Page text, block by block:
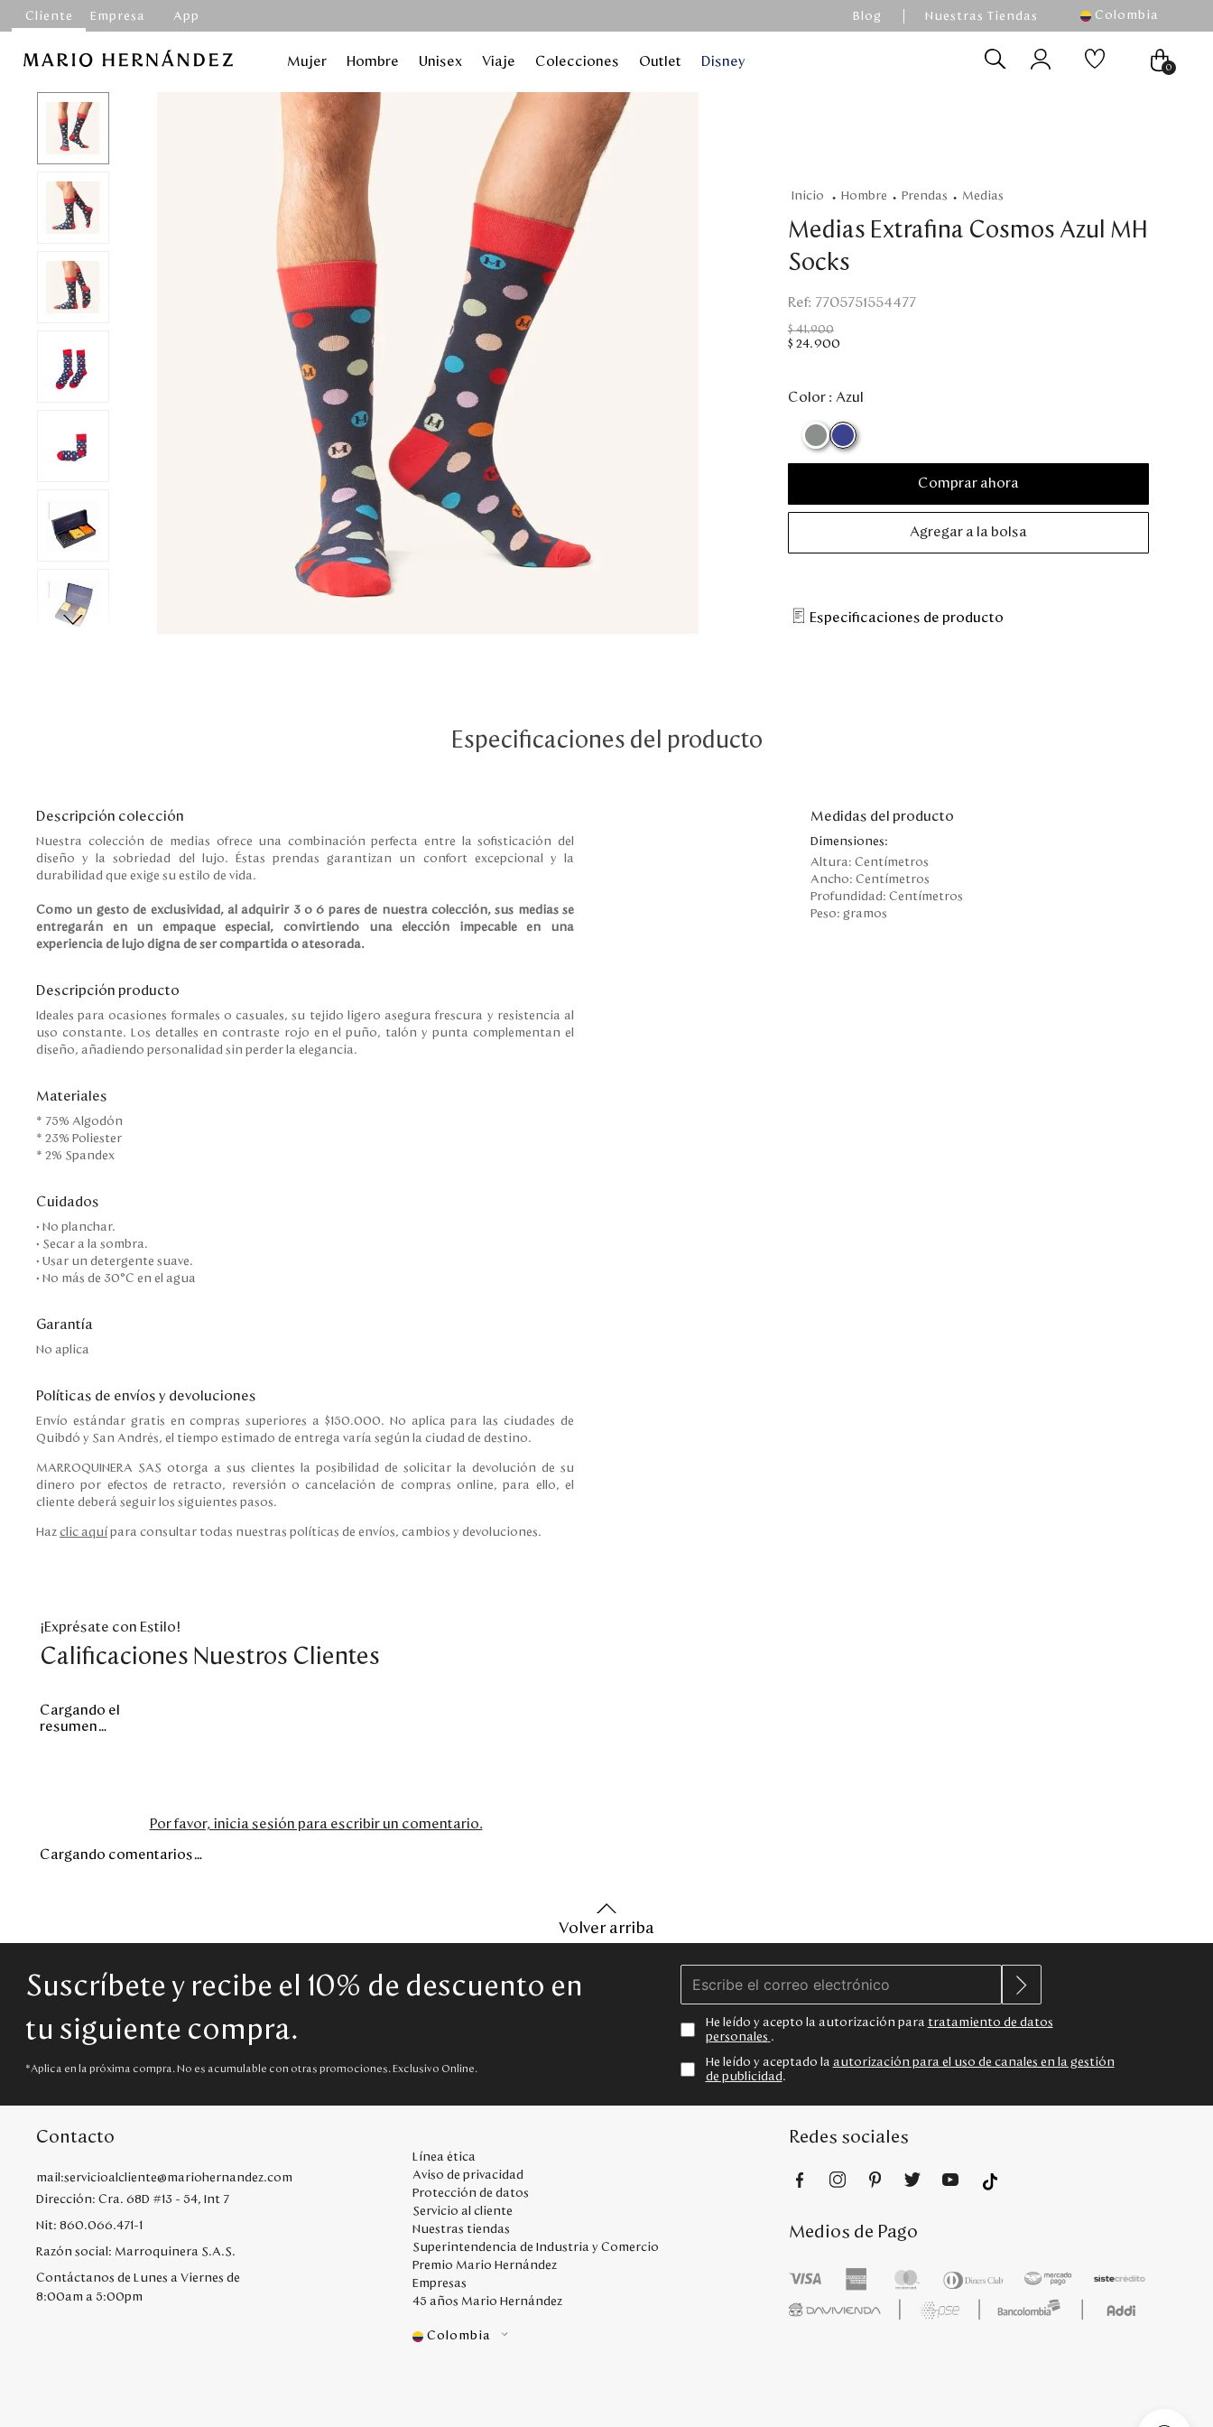
Cliente Empresa App Blog Nuestras Tiendas Colombia
Mujer Hombre Unisex Viaje Colecciones Outlet Disney 0
hombre prendas medias
Medias Extrafina Cosmos Azul MH
Socks
: 7705751554477
$ 41.900
$ 24.900
Color : Azul
Comprar ahora
Agregar a la bolsa
Especificaciones de producto
Especificaciones del producto
Descripción colección
Nuestra colección de medias ofrece una combinación perfecta entre la sofisticación del
diseño y la sobriedad del lujo. Éstas prendas garantizan un confort excepcional y la
durabilidad que exige su estilo de vida.
Como un gesto de exclusividad, al adquirir 3 o 6 pares de nuestra colección, sus medias se
entregarán en un empaque especial, convirtiendo una elección impecable en una
experiencia de lujo digna de ser compartida o atesorada.
Descripción producto
Ideales para ocasiones formales o casuales, su tejido ligero asegura frescura y resistencia al
uso constante. Los detalles en contraste rojo en el puño, talón y punta complementan el
diseño, añadiendo personalidad sin perder la elegancia.
Materiales
* 75% Algodón
* 23% Poliester
* 2% Spandex
Cuidados
• No planchar.
• Secar a la sombra.
• Usar un detergente suave.
• No más de 30°C en el agua
Garantía
No aplica
Políticas de envíos y devoluciones
Envío estándar gratis en compras superiores a $150.000. No aplica para las ciudades de
Quibdó y San Andrés, el tiempo estimado de entrega varía según la ciudad de destino.
MARROQUINERA SAS otorga a sus clientes la posibilidad de solicitar la devolución de su
dinero por efectos de retracto, reversión o cancelación de compras online, para ello, el
cliente deberá seguir los siguientes pasos.
Haz clic aquí para consultar todas nuestras políticas de envíos, cambios y devoluciones.
Medidas del producto
Dimensiones:
Altura:Centímetros
Ancho:Centímetros
Profundidad:Centímetros
Peso:gramos
¡Exprésate con Estilo!
Calificaciones Nuestros Clientes
Cargando el
resumen…
Por favor, inicia sesión para escribir un comentario.
Cargando comentarios…
Volver arriba
Suscríbete y recibe el 10% de descuento en
tu siguiente compra.
*Aplica en la próxima compra. No es acumulable con otras promociones. Exclusivo Online.
He leído y acepto la autorización para tratamiento de datos
personales .
He leído y aceptado la autorización para el uso de canales en la gestión
de publicidad .
Contacto
mail:servicioalcliente@mariohernandez.com
Dirección: Cra. 68D #13 - 54, Int 7
Nit: 860.066.471-1
Razón social: Marroquinera S.A.S.
Contáctanos de Lunes a Viernes de
8:00am a 5:00pm
Línea ética
Aviso de privacidad
Protección de datos
Servicio al cliente
Nuestras tiendas
Superintendencia de Industria y Comercio
Premio Mario Hernández
Empresas
45 años Mario Hernández
Colombia
Redes sociales
Medios de Pago